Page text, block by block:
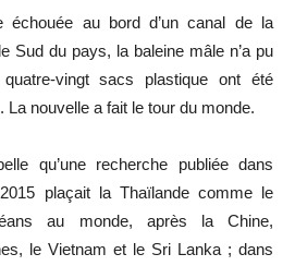
échouée au bord d’un canal de la
Sud du pays, la baleine mâle n’a pu
vingt sacs plastique ont été
nouvelle a fait le tour du monde.
qu’une recherche publiée dans
plaçait la Thaïlande comme le
au monde, après la Chine,
le Vietnam et le Sri Lanka ; dans